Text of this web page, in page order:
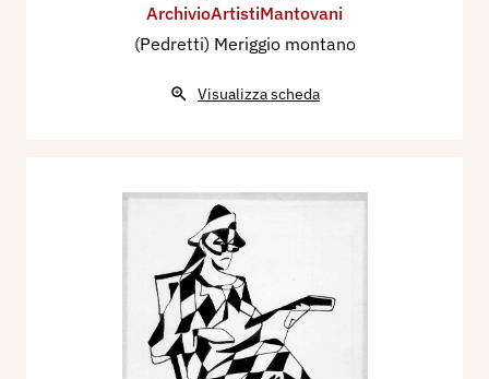
ArchivioArtistiMantovani
(Pedretti) Meriggio montano
Visualizza scheda